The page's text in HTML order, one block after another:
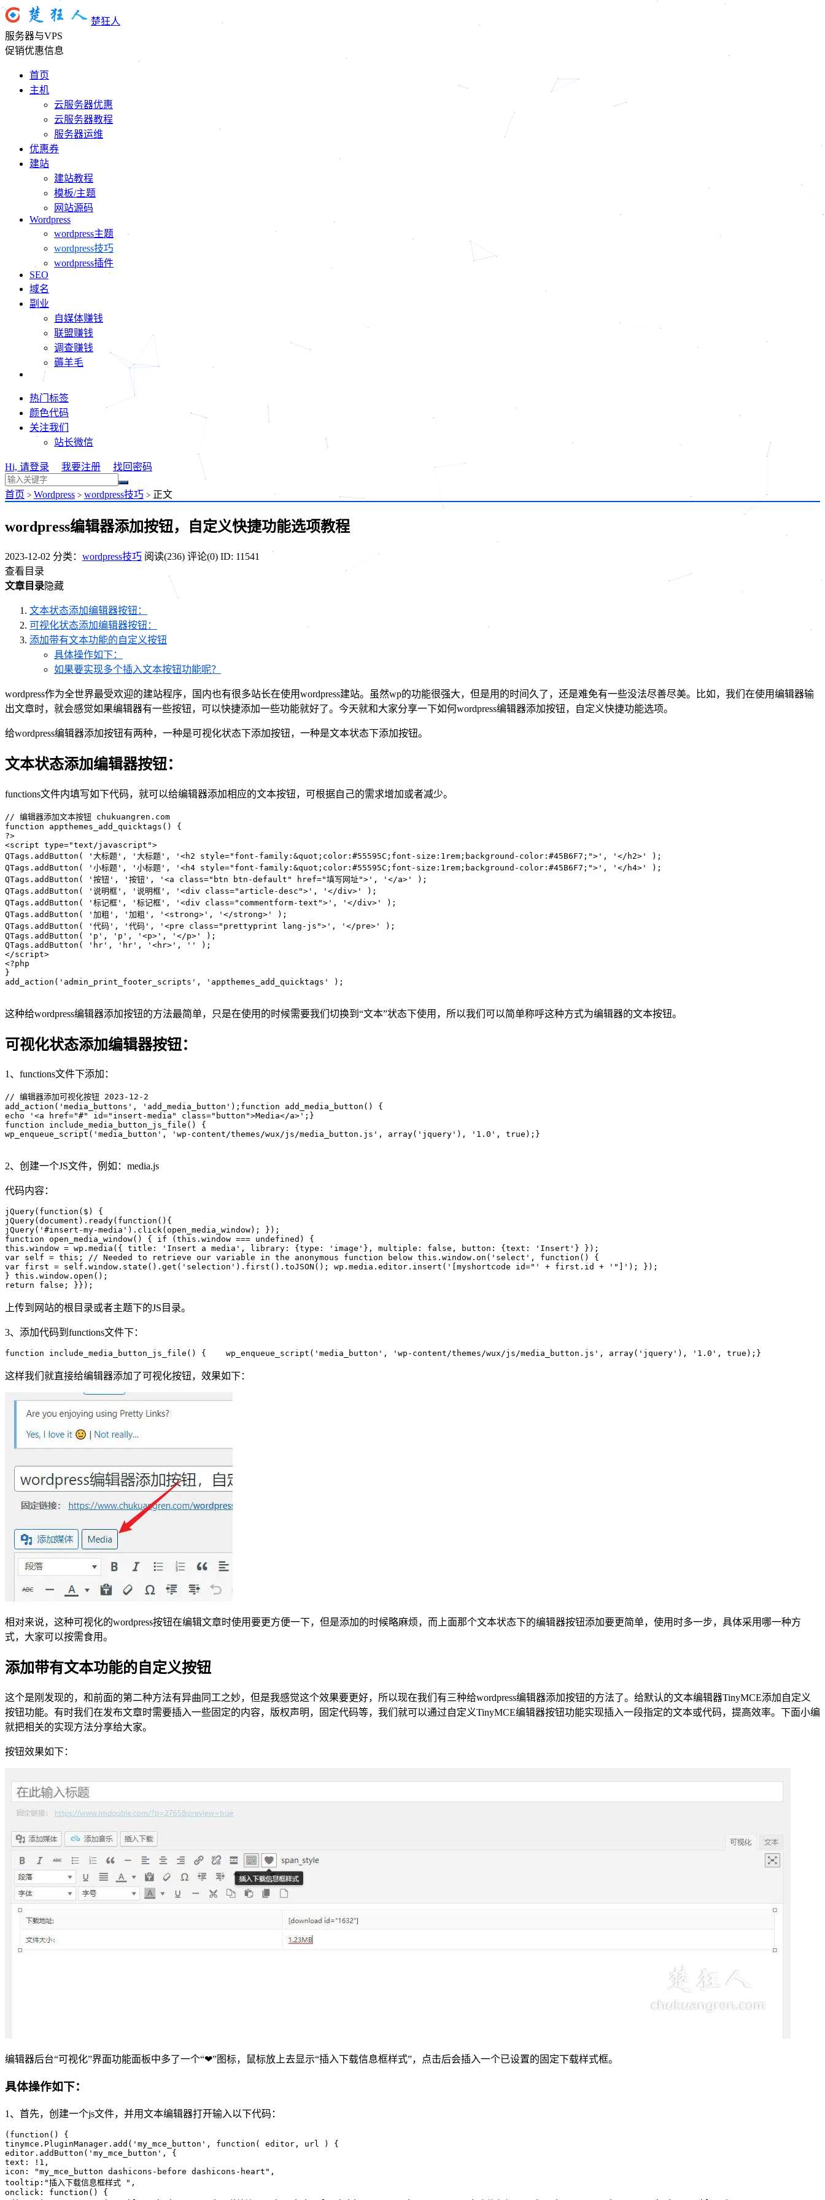
楚狂人
服务器与VPS
促销优惠信息
首页
主机
云服务器优惠
云服务器教程
服务器运维
优惠券
建站
建站教程
模板/主题
网站源码
Wordpress
wordpress主题
wordpress技巧
wordpress插件
SEO
域名
副业
自媒体赚钱
联盟赚钱
调查赚钱
薅羊毛
热门标签
颜色代码
关注我们
站长微信
Hi, 请登录 我要注册 找回密码
首页 > Wordpress > wordpress技巧 > 正文
wordpress编辑器添加按钮，自定义快捷功能选项教程
2023-12-02 分类： wordpress技巧 阅读(236) 评论(0) ID: 11541
查看目录
文章目录隐藏
文本状态添加编辑器按钮：
可视化状态添加编辑器按钮：
添加带有文本功能的自定义按钮
具体操作如下：
如果要实现多个插入文本按钮功能呢？
wordpress作为全世界最受欢迎的建站程序，国内也有很多站长在使用wordpress建站。虽然wp的功能很强大，但是用的时间久了，还是难免有一些没法尽善尽美。比如，我们在使用编辑器输
出文章时，就会感觉如果编辑器有一些按钮，可以快捷添加一些功能就好了。今天就和大家分享一下如何wordpress编辑器添加按钮，自定义快捷功能选项。
给wordpress编辑器添加按钮有两种，一种是可视化状态下添加按钮，一种是文本状态下添加按钮。
文本状态添加编辑器按钮：
functions文件内填写如下代码，就可以给编辑器添加相应的文本按钮，可根据自己的需求增加或者减少。
// 编辑器添加文本按钮 chukuangren.com
function appthemes_add_quicktags() {
?>
<script type="text/javascript">
QTags.addButton( '大标题', '大标题', '<h2 style="font-family:&quot;color:#55595C;font-size:1rem;background-color:#45B6F7;">', '</h2>' );
QTags.addButton( '小标题', '小标题', '<h4 style="font-family:&quot;color:#55595C;font-size:1rem;background-color:#45B6F7;">', '</h4>' );
QTags.addButton( '按钮', '按钮', '<a class="btn btn-default" href="填写网址">', '</a>' );
QTags.addButton( '说明框', '说明框', '<div class="article-desc">', '</div>' );
QTags.addButton( '标记框', '标记框', '<div class="commentform-text">', '</div>' );
QTags.addButton( '加粗', '加粗', '<strong>', '</strong>' );
QTags.addButton( '代码', '代码', '<pre class="prettyprint lang-js">', '</pre>' );
QTags.addButton( 'p', 'p', '<p>', '</p>' );
QTags.addButton( 'hr', 'hr', '<hr>', '' );
</script>
<?php
}
add_action('admin_print_footer_scripts', 'appthemes_add_quicktags' );
这种给wordpress编辑器添加按钮的方法最简单，只是在使用的时候需要我们切换到“文本”状态下使用，所以我们可以简单称呼这种方式为编辑器的文本按钮。
可视化状态添加编辑器按钮：
1、functions文件下添加：
// 编辑器添加可视化按钮 2023-12-2
add_action('media_buttons', 'add_media_button');function add_media_button() {
echo '<a href="#" id="insert-media" class="button">Media</a>';}
function include_media_button_js_file() {
wp_enqueue_script('media_button', 'wp-content/themes/wux/js/media_button.js', array('jquery'), '1.0', true);}
2、创建一个JS文件，例如：media.js
代码内容：
jQuery(function($) {
jQuery(document).ready(function(){
jQuery('#insert-my-media').click(open_media_window); });
function open_media_window() { if (this.window === undefined) {
this.window = wp.media({ title: 'Insert a media', library: {type: 'image'}, multiple: false, button: {text: 'Insert'} });
var self = this; // Needed to retrieve our variable in the anonymous function below this.window.on('select', function() {
var first = self.window.state().get('selection').first().toJSON(); wp.media.editor.insert('[myshortcode id="' + first.id + '"]'); });
} this.window.open();
return false; }});
上传到网站的根目录或者主题下的JS目录。
3、添加代码到functions文件下：
function include_media_button_js_file() {    wp_enqueue_script('media_button', 'wp-content/themes/wux/js/media_button.js', array('jquery'), '1.0', true);}
这样我们就直接给编辑器添加了可视化按钮，效果如下：
相对来说，这种可视化的wordpress按钮在编辑文章时使用要更方便一下，但是添加的时候略麻烦，而上面那个文本状态下的编辑器按钮添加要更简单，使用时多一步，具体采用哪一种方
式，大家可以按需食用。
添加带有文本功能的自定义按钮
这个是刚发现的，和前面的第二种方法有异曲同工之妙，但是我感觉这个效果要更好，所以现在我们有三种给wordpress编辑器添加按钮的方法了。给默认的文本编辑器TinyMCE添加自定义
按钮功能。有时我们在发布文章时需要插入一些固定的内容，版权声明，固定代码等，我们就可以通过自定义TinyMCE编辑器按钮功能实现插入一段指定的文本或代码，提高效率。下面小编
就把相关的实现方法分享给大家。
按钮效果如下：
编辑器后台“可视化”界面功能面板中多了一个“❤”图标，鼠标放上去显示“插入下载信息框样式”，点击后会插入一个已设置的固定下载样式框。
具体操作如下：
1、首先，创建一个js文件，并用文本编辑器打开输入以下代码：
(function() {
tinymce.PluginManager.add('my_mce_button', function( editor, url ) {
editor.addButton('my_mce_button', {
text: !1,
icon: "my_mce_button dashicons-before dashicons-heart",
tooltip:"插入下载信息框样式 ",
onclick: function() {